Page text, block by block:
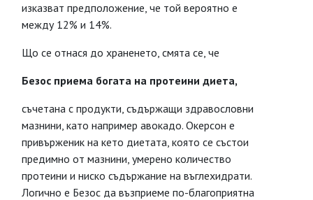
изказват предположение, че той вероятно е
между 12% и 14%.
Що се отнася до храненето, смята се, че
Безос приема богата на протеини диета,
съчетана с продукти, съдържащи здравословни
мазнини, като например авокадо. Окерсон е
привърженик на кето диетата, която се състои
предимно от мазнини, умерено количество
протеини и ниско съдържание на въглехидрати.
Логично е Безос да възприеме по-благоприятна